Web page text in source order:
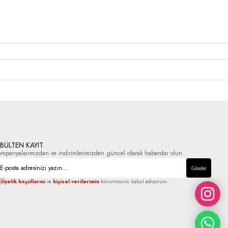
KAYIT
ve indirimlerimizden güncel olarak haberdar olun.
Gönder
Üyelik koşullarını ve kişisel verilerimin korunmasını kabul ediyorum.